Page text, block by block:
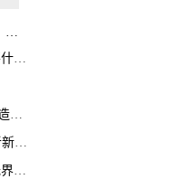
【活力中国调研行】上海机器人研究院以技术标准撬动长三角智造协同
探访国家蛋白质科学研究（上海）设施：想要什么蛋白 AI直接设计合成
（乡村“头雁”）“头雁”破局，一颗火龙果如何造就沪上乡村特色产业化路径
AI观赛来了！这场移动通信行业盛会解锁视听新玩法
2026年世界移动通信大会：以移动智能勾勒无界普惠新愿景